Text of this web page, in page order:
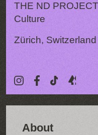
THE ND
Culture
Zürich, Switzerland
About